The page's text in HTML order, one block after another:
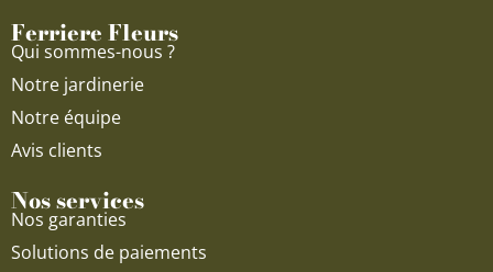
Ferriere Fleurs
Qui sommes-nous ?
Notre jardinerie
Notre équipe
Avis clients
Nos services
Nos garanties
Solutions de paiements